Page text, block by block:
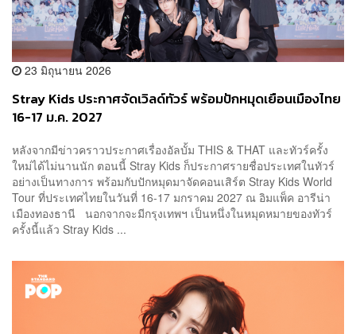
23 มิถุนายน 2026
Stray Kids ประกาศจัดเวิลด์ทัวร์ พร้อมปักหมุดเยือนเมืองไทย
16-17 ม.ค. 2027
หลังจากมีข่าวคราวประกาศเรื่องอัลบั้ม THIS & THAT และทัวร์ครั้ง
ใหม่ได้ไม่นานนัก ตอนนี้ Stray Kids ก็ประกาศรายชื่อประเทศในทัวร์
อย่างเป็นทางการ พร้อมกับปักหมุดมาจัดคอนเสิร์ต Stray Kids World
Tour ที่ประเทศไทยในวันที่ 16-17 มกราคม 2027 ณ อิมแพ็ค อารีน่า
เมืองทองธานี นอกจากจะมีกรุงเทพฯ เป็นหนึ่งในหมุดหมายของทัวร์
ครั้งนี้แล้ว Stray Kids ...